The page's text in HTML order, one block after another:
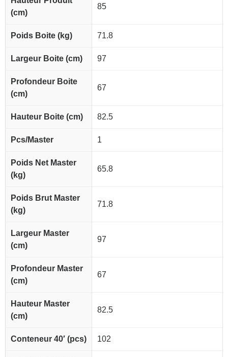
(cm)
85
Poids Boite (kg) 71.8
Largeur Boite (cm) 97
Profondeur Boite
(cm)
67
Hauteur Boite (cm) 82.5
Pcs/Master 1
Poids Net Master
(kg)
65.8
Poids Brut Master
(kg)
71.8
Largeur Master
(cm)
97
Profondeur Master
(cm)
67
Hauteur Master
(cm)
82.5
Conteneur 40′ (pcs) 102